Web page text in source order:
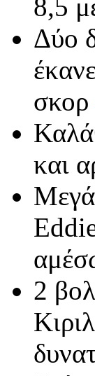
8,5
Δύο
σκορ
και
2